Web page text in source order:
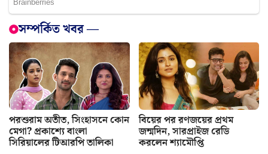
সম্পর্কিত খবর —
পরশুরাম অতীত, সিংহাসনে কোন
মেগা? প্রকাশ্যে বাংলা
সিরিয়ালের টিআরপি তালিকা
বিয়ের পর রণজয়ের প্রথম
জন্মদিন, সারপ্রাইজ রেডি
করলেন শ্যামৌপ্তি